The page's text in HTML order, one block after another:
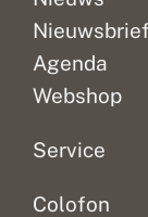
Nieuwsbrief
Agenda
Webshop
Service
Colofon